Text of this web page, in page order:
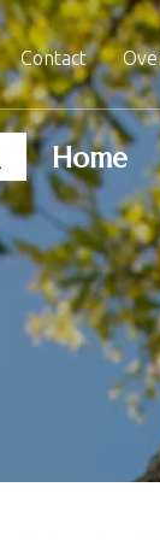
Contact
Home